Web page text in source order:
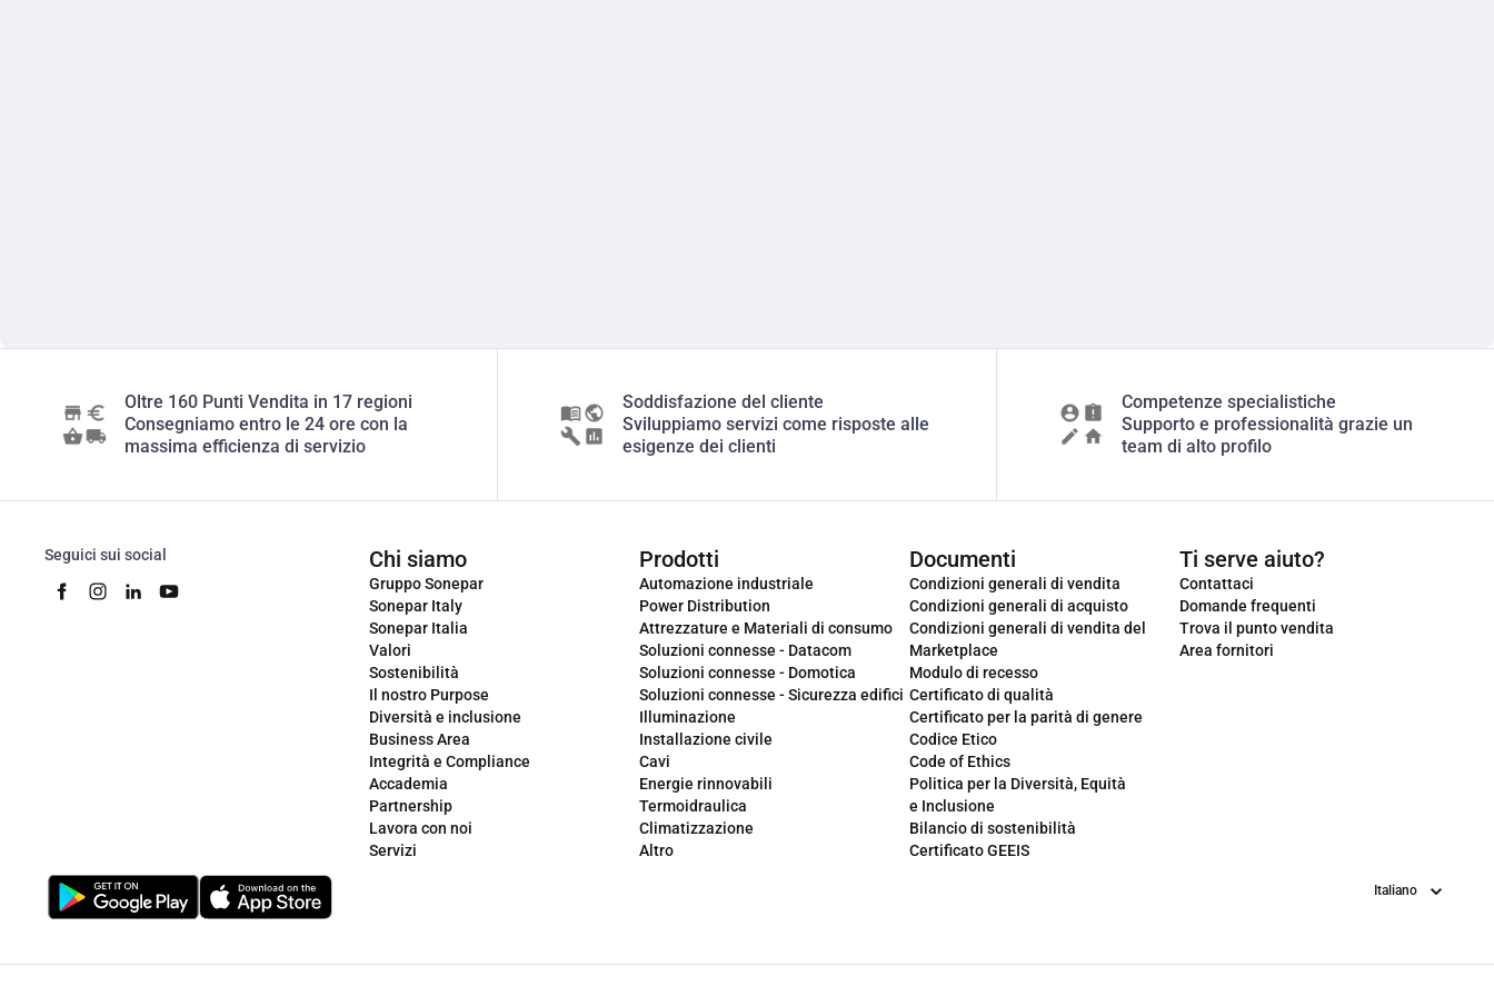
Oltre 160 Punti Vendita in 17 regioni
Consegniamo entro le 24 ore con la
massima efficienza di servizio
Soddisfazione del cliente
Sviluppiamo servizi come risposte alle
esigenze dei clienti
Competenze specialistiche
Supporto e professionalità grazie un
team di alto profilo
Seguici sui social Chi siamo
Gruppo Sonepar
Sonepar Italy
Sonepar Italia
Valori
Sostenibilità
Il nostro Purpose
Diversità e inclusione
Business Area
Integrità e Compliance
Accademia
Partnership
Lavora con noi
Servizi
Prodotti
Automazione industriale
Power Distribution
Attrezzature e Materiali di consumo
Soluzioni connesse - Datacom
Soluzioni connesse - Domotica
Soluzioni connesse - Sicurezza edifici
Illuminazione
Installazione civile
Cavi
Energie rinnovabili
Termoidraulica
Climatizzazione
Altro
Documenti
Condizioni generali di vendita
Condizioni generali di acquisto
Condizioni generali di vendita del
Marketplace
Modulo di recesso
Certificato di qualità
Certificato per la parità di genere
Codice Etico
Code of Ethics
Politica per la Diversità, Equità
e Inclusione
Bilancio di sostenibilità
Certificato GEEIS
Ti serve aiuto?
Contattaci
Domande frequenti
Trova il punto vendita
Area fornitori
Lingua